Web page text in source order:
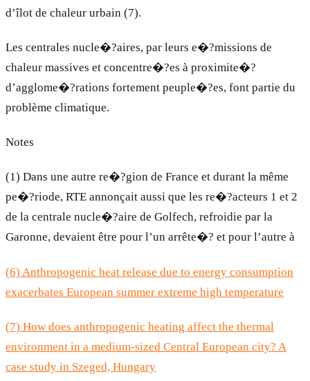
d’îlot de chaleur urbain (7).
Les centrales nucle�?aires, par leurs e�?missions de
chaleur massives et concentre�?es à proximite�?
d’agglome�?rations fortement peuple�?es, font partie du
problème climatique.
Notes
(1) Dans une autre re�?gion de France et durant la même
pe�?riode, RTE annonçait aussi que les re�?acteurs 1 et 2
de la centrale nucle�?aire de Golfech, refroidie par la
Garonne, devaient être pour l’un arrête�? et pour l’autre à
(6) Anthropogenic heat release due to energy consumption
exacerbates European summer extreme high temperature
(7) How does anthropogenic heating affect the thermal
environment in a medium-sized Central European city? A
case study in Szeged, Hungary